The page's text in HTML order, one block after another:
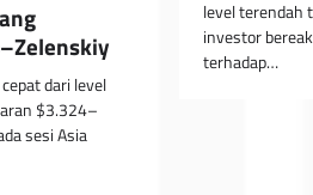
dari level
$3.324–
sesi Asia
level terendah
investor
terhadap…